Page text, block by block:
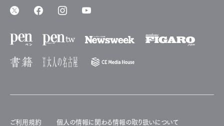
ご利用規約 個人の情報に関わる情報の取り扱いについて